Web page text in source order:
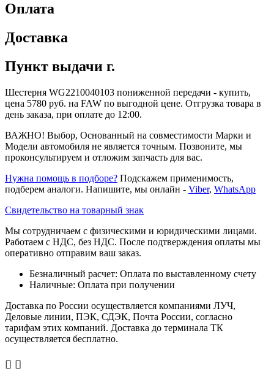
Оплата
Доставка
Пункт выдачи г.
Шестерня WG2210040103 пониженной передачи - купить,
цена 5780 руб. на FAW по выгодной цене. Отгрузка товара в
день заказа, при оплате до 12:00.
ВАЖНО! Выбор, Основанный на совместимости Марки и
Модели автомобиля не является точным. Позвоните, мы
проконсультируем и отложим запчасть для вас.
Нужна помощь в подборе? Подскажем применимость,
подберем аналоги. Напишите, мы онлайн - Viber, WhatsApp
Свидетельство на товарный знак
Мы сотрудничаем с физическими и юридическими лицами.
Работаем с НДС, без НДС. После подтверждения оплаты мы
оперативно отправим ваш заказ.
Безналичный расчет: Оплата по выставленному счету
Наличные: Оплата при получении
Доставка по России осуществляется компаниями ЛУЧ,
Деловые линии, ПЭК, СДЭК, Почта России, согласно
тарифам этих компаний. Доставка до терминала ТК
осуществляется бесплатно.
 